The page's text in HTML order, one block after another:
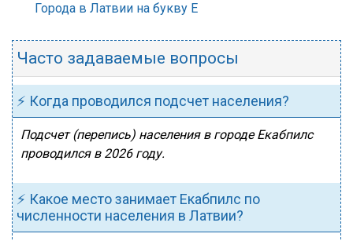
Города в Латвии на букву Е
Часто задаваемые вопросы
⚡ Когда проводился подсчет населения?
Подсчет (перепись) населения в городе Екабпилс
проводился в 2026 году.
⚡ Какое место занимает Екабпилс по
численности населения в Латвии?